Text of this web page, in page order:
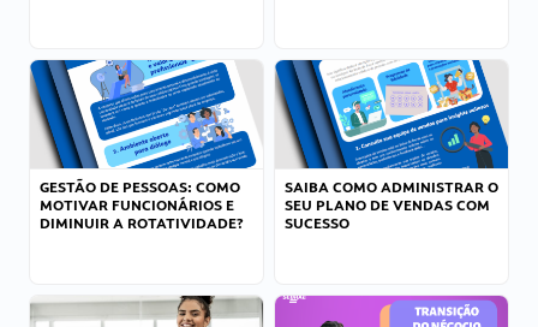
GESTÃO DE PESSOAS: COMO
MOTIVAR FUNCIONÁRIOS E
DIMINUIR A ROTATIVIDADE?
SAIBA COMO ADMINISTRAR O
SEU PLANO DE VENDAS COM
SUCESSO